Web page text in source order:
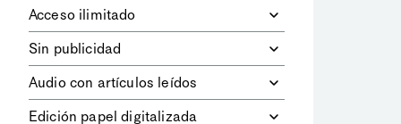
digitales dela diaria
los contenidos de Le Monde
diplomatique.
Acceso ilimitado
contenidos.
Sin publicidad
publicitarios.
Audio con artículos leídos
Edición papel digitalizada